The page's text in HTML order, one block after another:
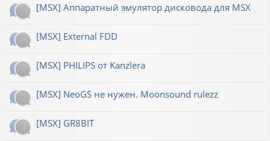
[MSX] Аппаратный эмулятор дисковода для MSX
[MSX] External FDD
[MSX] PHILIPS от Kanzlera
[MSX] NeoGS не нужен. Moonsound rulezz
[MSX] GR8BIT